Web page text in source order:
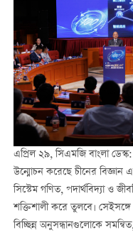
এপ্রিল ২৯, সিএমজি বাংলা
উন্মোচন করেছে চীনের
সিস্টেম গণিত, পদার্থবিদ্যা ও
শক্তিশালী করে তুলবে।
বিচ্ছিন্ন অনুসন্ধানগুলোকে